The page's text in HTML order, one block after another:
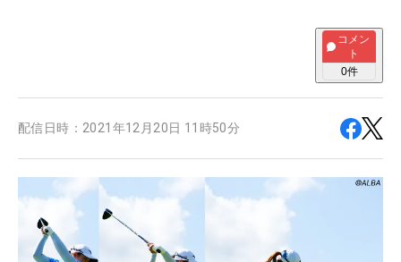
コメン
ト
0件
配信日時： 2021年12月20日 11時50分